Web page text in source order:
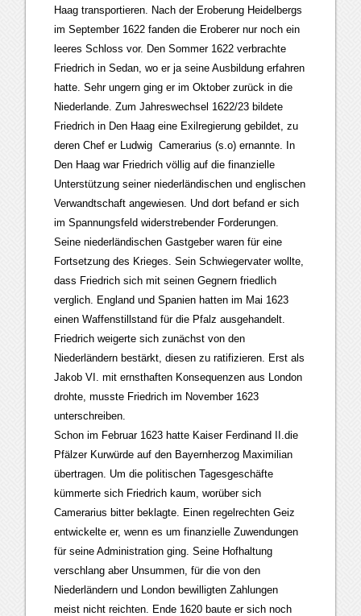
Haag transportieren. Nach der Eroberung Heidelbergs
im September 1622 fanden die Eroberer nur noch ein
leeres Schloss vor. Den Sommer 1622 verbrachte
Friedrich in Sedan, wo er ja seine Ausbildung erfahren
hatte. Sehr ungern ging er im Oktober zurück in die
Niederlande. Zum Jahreswechsel 1622/23 bildete
Friedrich in Den Haag eine Exilregierung gebildet, zu
deren Chef er Ludwig Camerarius (s.o) ernannte. In
Den Haag war Friedrich völlig auf die finanzielle
Unterstützung seiner niederländischen und englischen
Verwandtschaft angewiesen. Und dort befand er sich
im Spannungsfeld widerstrebender Forderungen.
Seine niederländischen Gastgeber waren für eine
Fortsetzung des Krieges. Sein Schwiegervater wollte,
dass Friedrich sich mit seinen Gegnern friedlich
verglich. England und Spanien hatten im Mai 1623
einen Waffenstillstand für die Pfalz ausgehandelt.
Friedrich weigerte sich zunächst von den
Niederländern bestärkt, diesen zu ratifizieren. Erst als
Jakob VI. mit ernsthaften Konsequenzen aus London
drohte, musste Friedrich im November 1623
unterschreiben.
Schon im Februar 1623 hatte Kaiser Ferdinand II.die
Pfälzer Kurwürde auf den Bayernherzog Maximilian
übertragen. Um die politischen Tagesgeschäfte
kümmerte sich Friedrich kaum, worüber sich
Camerarius bitter beklagte. Einen regelrechten Geiz
entwickelte er, wenn es um finanzielle Zuwendungen
für seine Administration ging. Seine Hofhaltung
verschlang aber Unsummen, für die von den
Niederländern und London bewilligten Zahlungen
meist nicht reichten. Ende 1620 baute er sich noch